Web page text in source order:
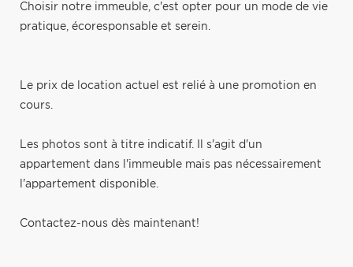
Choisir notre immeuble, c'est opter pour un mode de vie
pratique, écoresponsable et serein.
Le prix de location actuel est relié à une promotion en
cours.
Les photos sont à titre indicatif. Il s'agit d'un
appartement dans l'immeuble mais pas nécessairement
l'appartement disponible.
Contactez-nous dès maintenant!